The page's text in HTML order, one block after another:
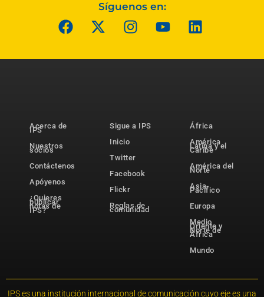
Síguenos en:
Acerca de
IPS
Nuestros
socios
Contáctenos
Apóyenos
¿Quieres
publicar
notas de
IPS?
Sigue a IPS
Inicio
Twitter
Facebook
Flickr
Reglas de
comunidad
África
América
Latina y el
Caribe
América del
Norte
Asia-
Pacífico
Europa
Medio
Oriente y
Norte de
África
Mundo
IPS es una institución internacional de comunicación cuyo eje es una